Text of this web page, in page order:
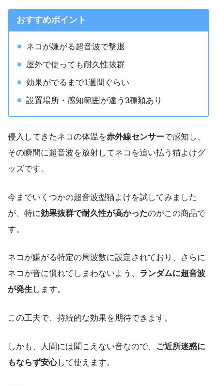
おすすめポイント
ネコが嫌がる超音波で撃退
屋外で使っても耐久性抜群
効果がでるまで1週間ぐらい
設置場所・感知範囲が違う3種類あり
侵入してきたネコの体温を赤外線センサーで感知し、
その瞬間に超音波を放射してネコを追い払う猫よけグ
ッズです。
今までいくつかの超音波型猫よけを試してみました
が、特に効果抜群で耐久性が高かったのがこの商品で
す。
ネコが嫌がる特定の周波数に設定されており、さらに
ネコが音に慣れてしまわないよう、 ランダムに超音波
が発生します。
この工夫で、持続的な効果を期待できます。
しかも、人間には聞こえない音なので、
ご近所迷惑に
もならず安心して使えます。